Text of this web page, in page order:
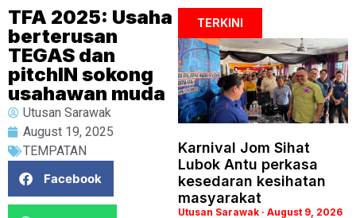
TFA 2025: Usaha
berterusan
TEGAS dan
pitchIN sokong
usahawan muda
Utusan Sarawak
August 19, 2025
TEMPATAN
Facebook
TERKINI
Karnival Jom Sihat
Lubok Antu perkasa
kesedaran kesihatan
masyarakat
Utusan Sarawak August 9, 2026